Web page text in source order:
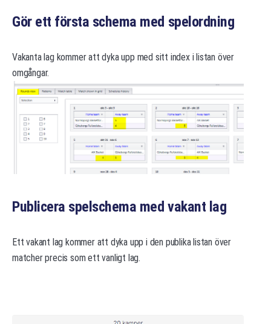
Gör ett första schema med spelordning
Vakanta lag kommer att dyka upp med sitt index i listan över
omgångar.
Publicera spelschema med vakant lag
Ett vakant lag kommer att dyka upp i den publika listan över
matcher precis som ett vanligt lag.